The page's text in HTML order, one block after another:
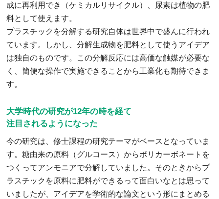
成に再利用でき（ケミカルリサイクル）、尿素は植物の肥
料として使えます。
プラスチックを分解する研究自体は世界中で盛んに行われ
ています。しかし、分解生成物を肥料として使うアイデア
は独自のものです。この分解反応には高価な触媒が必要な
く、簡便な操作で実施できることから工業化も期待できま
す。
大学時代の研究が12年の時を経て
注目されるようになった
今の研究は、修士課程の研究テーマがベースとなっていま
す。糖由来の原料（グルコース）からポリカーボネートを
つくってアンモニアで分解していました。そのときからプ
ラスチックを原料に肥料ができるって面白いなとは思って
いましたが、アイデアを学術的な論文という形にまとめる